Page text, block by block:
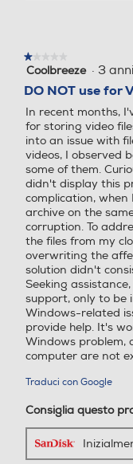
★★★★★
★★★★★
1
stelle.
Coolbreeze · 3
DO NOT use for
In recent months,
for storing video
into an issue with
videos, I observed
some of them.
didn't display this
complication,
archive on the
corruption. To
the files from my
overwriting the
solution didn't
Seeking
support, only to be
Windows-related
provide help. It's
Windows problem,
computer are not
Traduci con Google
Consiglia questo